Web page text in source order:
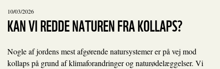
10/03/2026
KAN VI REDDE NATUREN FRA KOLLAPS?
Nogle af jordens mest afgørende natursystemer er på vej mod
kollaps på grund af klimaforandringer og naturødelæggelser. Vi